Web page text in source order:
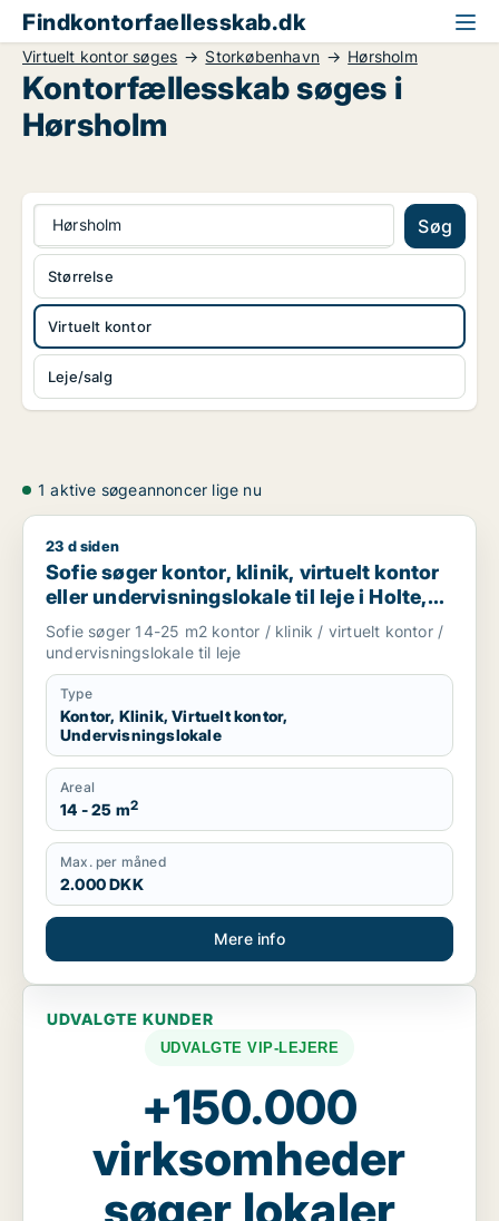
Findkontorfaellesskab.dk
Virtuelt kontor søges Storkøbenhavn Hørsholm
Kontorfællesskab søges i
Hørsholm
Hørsholm Søg
Virtuelt kontor
Leje/salg
Størrelse
1 aktive søgeannoncer lige nu
Sofie søger kontor, klinik, virtuelt kontor eller
23 d siden
Sofie søger kontor, klinik, virtuelt kontor
eller undervisningslokale til leje i Holte,
Vedbæk eller Hørsholm m.fl.
Sofie søger 14-25 m2 kontor / klinik / virtuelt kontor /
undervisningslokale til leje
Type
Kontor, Klinik, Virtuelt kontor,
Undervisningslokale
Areal
14 - 25 m2
Max. per måned
2.000 DKK
Mere info
UDVALGTE KUNDER
UDVALGTE VIP-LEJERE
+150.000
virksomheder
søger lokaler